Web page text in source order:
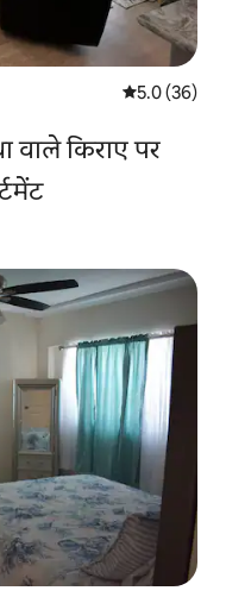
औसत रेटिंग 5
5.0 (36)
वाले किराए पर